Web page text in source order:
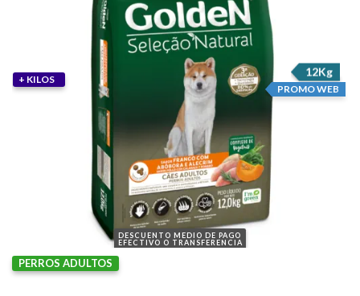
DESCUENTO MEDIO DE PAGO
EFECTIVO O TRANSFERENCIA
12Kg
PROMO WEB
+ KILOS
PERROS ADULTOS